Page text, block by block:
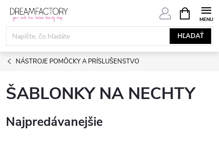
Prejsť
obsah
HĽADAŤ
KOŠÍK
NÁSTROJE POMÔCKY A PRÍSLUŠENSTVO
ŠABLONKY NA NECHTY
Najpredávanejšie